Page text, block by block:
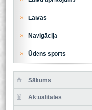
Laivas
Navigācija
Ūdens sports
Sākums
Aktualitātes